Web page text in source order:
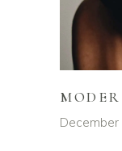
December